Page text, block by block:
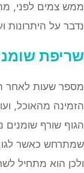
ממש צמים לפני,
נדבר על היתרונות
שריפת
מספר שעות לאחר
הזמינה מהאוכל,
הגוף שורף שומנים
שמתרחש כאשר
ולכן הוא מתחיל